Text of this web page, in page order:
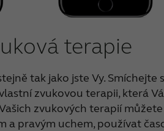
terapie
tak jako jste Vy. Smíchejte
zvukovou terapii, která
zvukových terapií můžete
a pravým uchem, používat